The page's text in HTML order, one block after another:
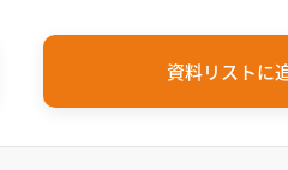
資料リストに